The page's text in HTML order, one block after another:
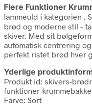
Flere Funktioner
lammeuld i kategorien .
brød og moderne stil –
skiver. Med sit
automatisk centrering
perfekt ristet brød hver
Yderlige
Produkt id: skivers-
funktioner-
Farve: Sort